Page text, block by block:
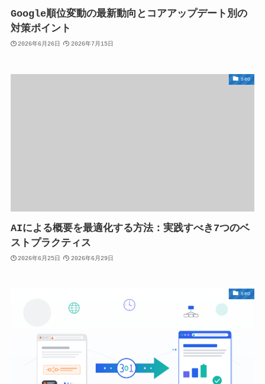
Google順位変動の最新動向とコアアップデート別の
対策ポイント
2026年6月26日 2026年7月15日
seo
AIによる概要を最適化する方法：実践すべき7つのベ
ストプラクティス
2026年6月25日 2026年6月29日
seo